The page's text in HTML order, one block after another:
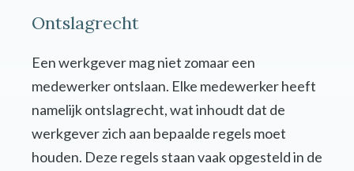
Ontslagrecht
Een werkgever mag niet zomaar een
medewerker ontslaan. Elke medewerker heeft
namelijk ontslagrecht, wat inhoudt dat de
werkgever zich aan bepaalde regels moet
houden. Deze regels staan vaak opgesteld in de